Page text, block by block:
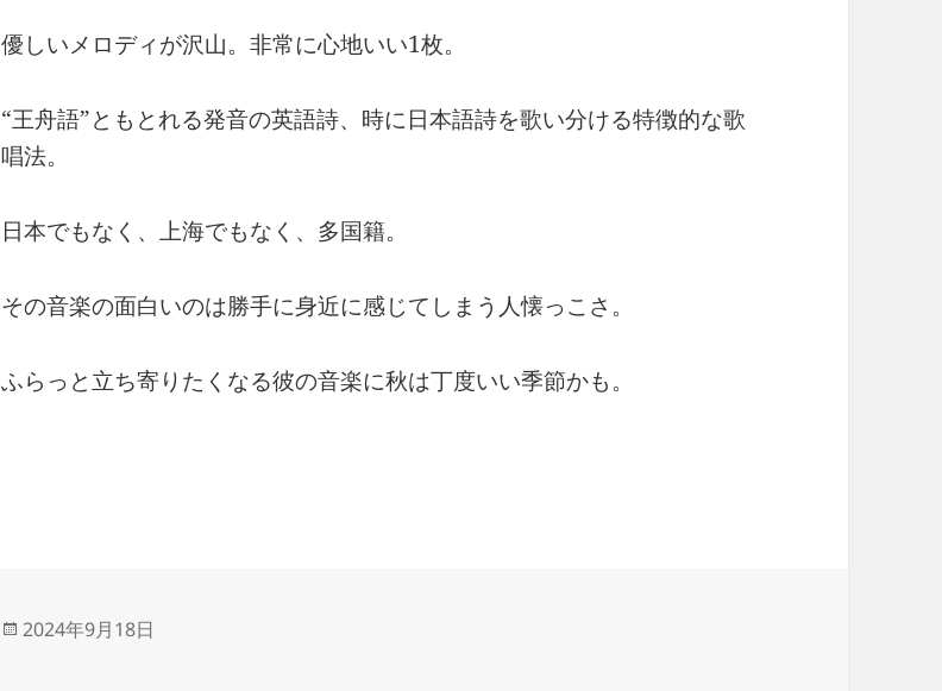
優しいメロディが沢山。非常に心地いい1枚。
“王舟語”ともとれる発音の英語詩、時に日本語詩を歌い分ける特徴的な歌
唱法。
日本でもなく、上海でもなく、多国籍。
その音楽の面白いのは勝手に身近に感じてしまう人懐っこさ。
ふらっと立ち寄りたくなる彼の音楽に秋は丁度いい季節かも。
投
2024年9月18日